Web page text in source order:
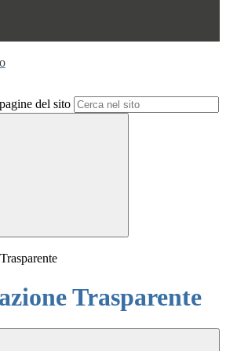
del sito
Trasparente